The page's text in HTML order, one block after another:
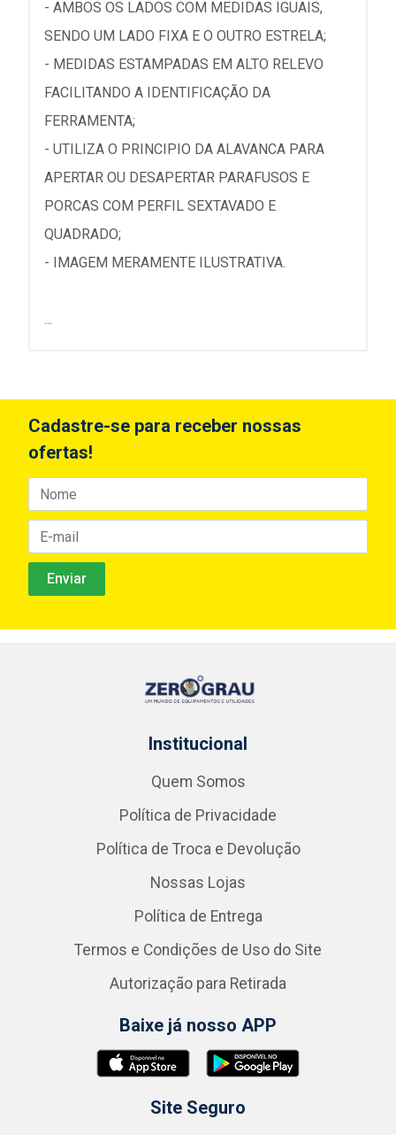
- AMBOS OS LADOS COM MEDIDAS IGUAIS,
SENDO UM LADO FIXA E O OUTRO ESTRELA;
- MEDIDAS ESTAMPADAS EM ALTO RELEVO
FACILITANDO A IDENTIFICAÇÃO DA
FERRAMENTA;
- UTILIZA O PRINCIPIO DA ALAVANCA PARA
APERTAR OU DESAPERTAR PARAFUSOS E
PORCAS COM PERFIL SEXTAVADO E
QUADRADO;
- IMAGEM MERAMENTE ILUSTRATIVA.
...
Cadastre-se para receber nossas
ofertas!
Institucional
Quem Somos
Política de Privacidade
Política de Troca e Devolução
Nossas Lojas
Política de Entrega
Termos e Condições de Uso do Site
Autorização para Retirada
Baixe já nosso APP
Site Seguro